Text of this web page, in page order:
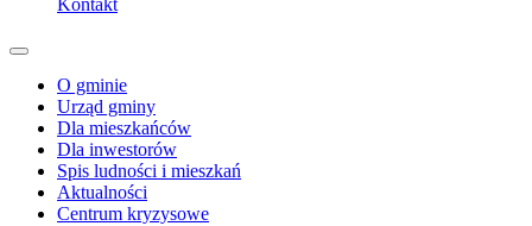
Kontakt
O gminie
Urząd gminy
Dla mieszkańców
Dla inwestorów
Spis ludności i mieszkań
Aktualności
Centrum kryzysowe